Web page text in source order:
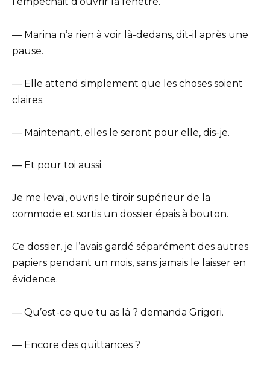
— Marina n’a rien à voir là-dedans, dit-il après une
pause.
— Elle attend simplement que les choses soient
claires.
— Maintenant, elles le seront pour elle, dis-je.
— Et pour toi aussi.
Je me levai, ouvris le tiroir supérieur de la
commode et sortis un dossier épais à bouton.
Ce dossier, je l’avais gardé séparément des autres
papiers pendant un mois, sans jamais le laisser en
évidence.
— Qu’est-ce que tu as là ? demanda Grigori.
— Encore des quittances ?